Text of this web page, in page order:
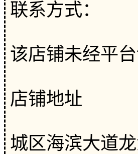
联系方式：
该店铺未经平
店铺地址
城区海滨大道